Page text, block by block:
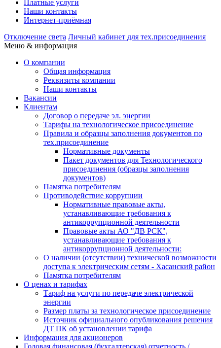
Платные услуги
Наши контакты
Интернет-приёмная
Отключение света Личный кабинет для тех.присоединения
Меню & информация
О компании
Общая информация
Реквизиты компании
Наши контакты
Вакансии
Клиентам
Договор о передаче эл. энергии
Тарифы на технологическое присоединение
Правила и образцы заполнения документов по
тех.присоединение
Нормативные документы
Пакет документов для Технологического
присоединения (образцы заполнения
документов)
Памятка потребителям
Противодействие коррупции
Нормативные правовые акты,
устанавливающие требования к
антикоррупционной деятельности
Правовые акты АО "ДВ РСК",
устанавливающие требования к
антикоррупционной деятельности:
О наличии (отсутствии) технической возможности
доступа к электрическим сетям - Хасанский район
Памятка потребителям
О ценах и тарифах
Тариф на услуги по передаче электрической
энергии
Размер платы за технологическое присоединение
Источник официального опубликования решения
ДТ ПК об установлении тарифа
Информация для акционеров
Годовая финансовая (бухгалтерская) отчетность /